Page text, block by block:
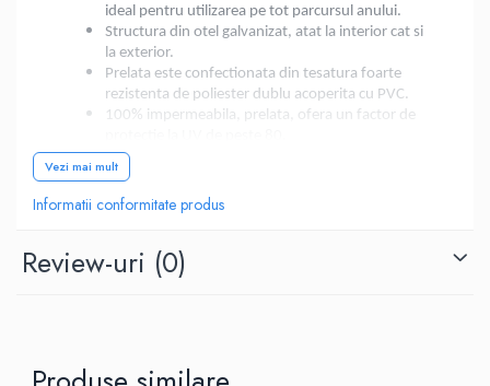
ideal pentru utilizarea pe tot parcursul anului.
Structura din otel galvanizat, atat la interior cat si
la exterior.
Prelata este confectionata din tesatura foarte
rezistenta de poliester dublu acoperita cu PVC.
100% impermeabila, prelata, ofera un factor de
Peretii laterali au latimea de 2 m si pot fi montati
individual, permitand mai multe alternative de
configurare, inchis, deschis, partial inchis/deschis.
Perfect pentru orice anotimp !
Adapost de ploaie, vant, frig sau alte intemperii.
Vezi mai mult
Informatii conformitate produs
Review-uri (0)